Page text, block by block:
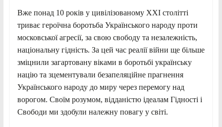
Вже понад 10 років у цивілізованому XXI столітті
триває героїчна боротьба Українського народу проти
московської агресії, за свою свободу та незалежність,
національну гідність. За цей час реалії війни ще більше
зміцнили загартовану віками в боротьбі українську
націю та зцементували безапеляційне прагнення
Українського народу до миру через перемогу над
ворогом. Своїм розумом, відданістю ідеалам Гідності і
Свободи ми здобули належну повагу у світі.